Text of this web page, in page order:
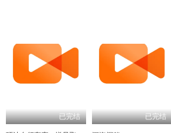
已完结 已完结